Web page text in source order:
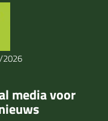
2026
media voor